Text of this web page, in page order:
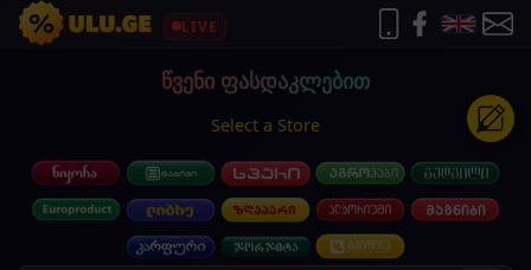
LIVE
წვენი ფასდაკლებით
Select a Store